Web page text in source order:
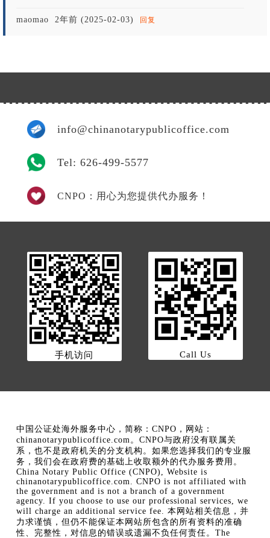
maomao 2年前 (2025-02-03) 回复
info@chinanotarypublicoffice.com
Tel: 626-499-5577
CNPO：用心为您提供代办服务！
手机访问 Call Us
中国公证处海外服务中心，简称：CNPO，网站：
chinanotarypublicoffice.com。CNPO与政府没有联属关
系，也不是政府机关的分支机构。如果您选择我们的专业服
务，我们会在政府费的基础上收取额外的代办服务费用。
China Notary Public Office (CNPO), Website is
chinanotarypublicoffice.com. CNPO is not affiliated with
the government and is not a branch of a government
agency. If you choose to use our professional services, we
will charge an additional service fee. 本网站相关信息，并
力求谨慎，但仍不能保证本网站所包含的所有资料的准确
性、完整性，对信息的错误或遗漏不负任何责任。The